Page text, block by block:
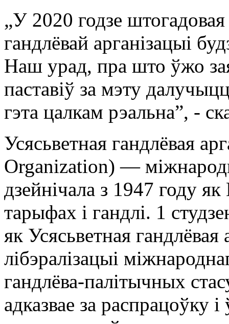
„У 2020 годзе
гандлёвай арганізацыі
Наш урад, пра што ўжо
паставіў за мэту
гэта цалкам рэальна”, -
Усясьветная гандлёвая
Organization) —
дзейнічала з 1947 году
тарыфах і гандлі. 1
як Усясьветная гандлёвая
лібэралізацыі
гандлёва-палітычных
адказвае за распрацоўку